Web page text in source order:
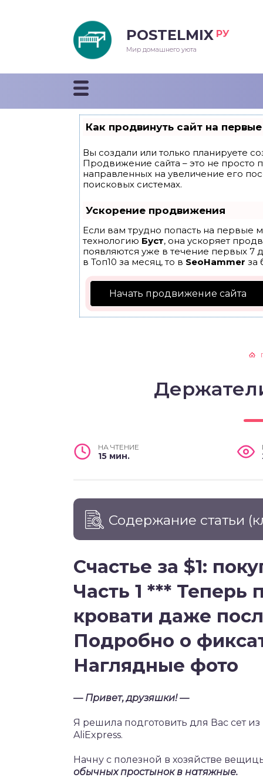
POSTELMIX РУ
Мир домашнего уюта
Как продвинуть сайт на
Вы создали или только планируете
Продвижение сайта – это не просто
направленных на увеличение его
поисковых системах.
Ускорение продвижения
Если вам трудно попасть на первые
технологию Буст, она ускоряет
появляются уже в течение первых 7
в Топ10 за месяц, то в SeoHammer за
Начать продвижение сайта
НА ЧТЕНИЕ
15 мин.
Содержание статьи
Счастье за $1:
Часть 1 *** Теперь
кровати даже
Подробно о
Наглядные фото
— Привет, друзяшки! —
Я решила подготовить для Вас сет
AliExpress.
Начну с полезной в хозяйстве
обычных простынок в натяжные.